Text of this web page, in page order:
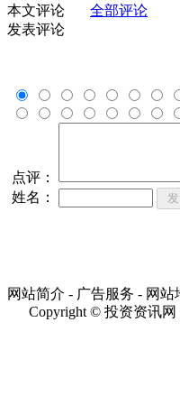
本文评论
全部评论
发表评论
点评：
姓名：
网站简介 - 广告服务 - 网
Copyright © 投资资讯